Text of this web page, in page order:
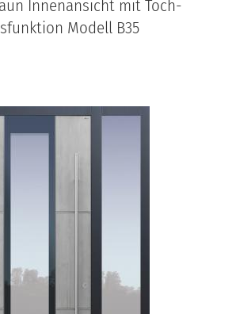
Innenansicht mit Toch-
Modell B35